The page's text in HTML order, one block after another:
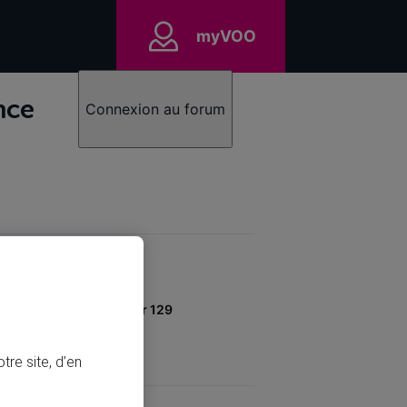
myVOO
Connexion au forum
2016 Acquis par 129
site, d’en